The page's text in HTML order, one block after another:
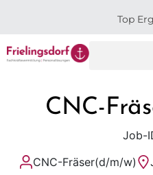
Top
CNC-
Job-
CNC-Fräser(d/m/w)